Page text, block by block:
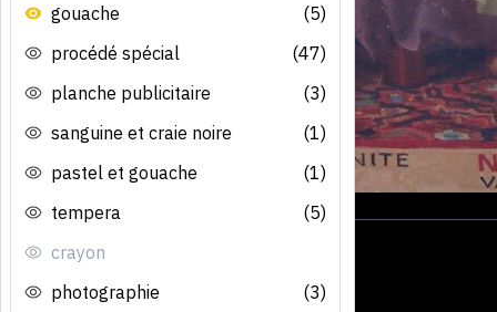
gouache
(5)
procédé spécial
(47)
planche publicitaire
(3)
sanguine et craie noire
(1)
pastel et gouache
(1)
tempera
(5)
crayon
photographie
(3)